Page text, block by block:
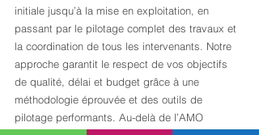
initiale jusqu’à la mise en exploitation, en
passant par le pilotage complet des travaux et
la coordination de tous les intervenants. Notre
approche garantit le respect de vos objectifs
de qualité, délai et budget grâce à une
méthodologie éprouvée et des outils de
pilotage performants. Au-delà de l’AMO